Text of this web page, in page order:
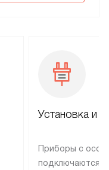
Установка и
Приборы с
подключаются к